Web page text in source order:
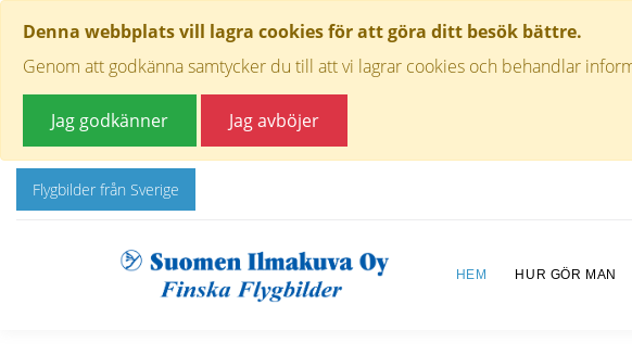
Denna webbplats vill lagra cookies för att göra ditt besök bättre.
Genom att godkänna samtycker du till att vi lagrar cookies och behandlar
Jag godkänner Jag avböjer
Flygbilder från Sverige
HEM HUR GÖR MAN